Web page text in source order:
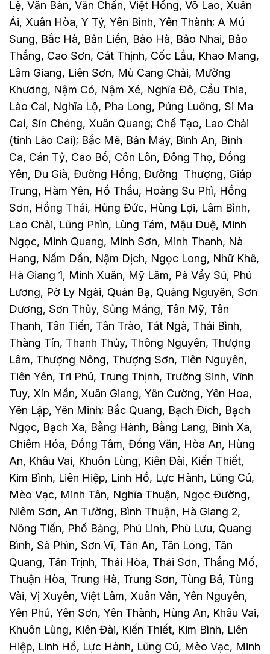
Lệ, Văn Bàn, Văn Chấn, Việt Hồng, Võ Lao, Xuân
Ái, Xuân Hòa, Y Tý, Yên Bình, Yên Thành; A Mú
Sung, Bắc Hà, Bản Liền, Bảo Hà, Bảo Nhai, Bảo
Thắng, Cao Sơn, Cát Thịnh, Cốc Lầu, Khao Mang,
Lâm Giang, Liên Sơn, Mù Cang Chải, Mường
Khương, Nậm Có, Nậm Xé, Nghĩa Đô, Cầu Thia,
Lào Cai, Nghĩa Lộ, Pha Long, Púng Luông, Si Ma
Cai, Sín Chéng, Xuân Quang; Chế Tạo, Lao Chải
(tỉnh Lào Cai); Bắc Mê, Bản Máy, Bình An, Bình
Ca, Cán Tỷ, Cao Bồ, Côn Lôn, Đông Thọ, Đồng
Yên, Du Già, Đường Hồng, Đường Thượng, Giáp
Trung, Hàm Yên, Hồ Thầu, Hoàng Su Phì, Hồng
Sơn, Hồng Thái, Hùng Đức, Hùng Lợi, Lâm Bình,
Lao Chải, Lũng Phìn, Lùng Tám, Mậu Duệ, Minh
Ngọc, Minh Quang, Minh Sơn, Minh Thanh, Nà
Hang, Nấm Dẩn, Nậm Dịch, Ngọc Long, Nhữ Khê,
Hà Giang 1, Minh Xuân, Mỹ Lâm, Pà Vầy Sủ, Phú
Lương, Pờ Ly Ngài, Quản Bạ, Quảng Nguyên, Sơn
Dương, Sơn Thủy, Sủng Máng, Tân Mỹ, Tân
Thanh, Tân Tiến, Tân Trào, Tát Ngà, Thái Bình,
Thàng Tín, Thanh Thủy, Thông Nguyên, Thượng
Lâm, Thượng Nông, Thượng Sơn, Tiên Nguyên,
Tiên Yên, Tri Phú, Trung Thịnh, Trường Sinh, Vĩnh
Tuy, Xín Mần, Xuân Giang, Yên Cường, Yên Hoa,
Yên Lập, Yên Minh; Bắc Quang, Bạch Đích, Bạch
Ngọc, Bạch Xa, Bằng Hành, Bằng Lang, Bình Xa,
Chiêm Hóa, Đồng Tâm, Đồng Văn, Hòa An, Hùng
An, Khâu Vai, Khuôn Lùng, Kiên Đài, Kiến Thiết,
Kim Bình, Liên Hiệp, Linh Hồ, Lực Hành, Lũng Cú,
Mèo Vạc, Minh Tân, Nghĩa Thuận, Ngọc Đường,
Niêm Sơn, An Tường, Bình Thuận, Hà Giang 2,
Nông Tiến, Phố Bảng, Phú Linh, Phù Lưu, Quang
Bình, Sà Phìn, Sơn Vĩ, Tân An, Tân Long, Tân
Quang, Tân Trịnh, Thái Hòa, Thái Sơn, Thắng Mố,
Thuận Hòa, Trung Hà, Trung Sơn, Tùng Bá, Tùng
Vài, Vị Xuyên, Việt Lâm, Xuân Vân, Yên Nguyên,
Yên Phú, Yên Sơn, Yên Thành, Hùng An, Khâu Vai,
Khuôn Lùng, Kiên Đài, Kiến Thiết, Kim Bình, Liên
Hiệp, Linh Hồ, Lực Hành, Lũng Cú, Mèo Vạc, Minh